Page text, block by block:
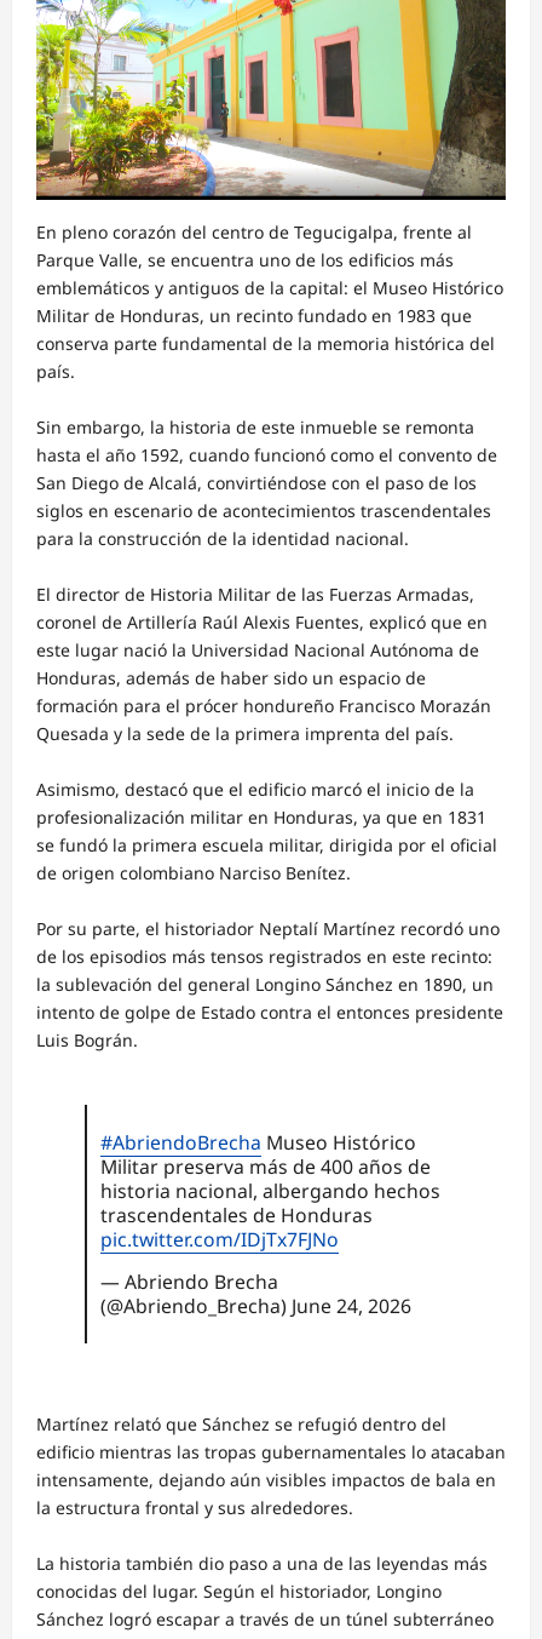
En pleno corazón del centro de Tegucigalpa, frente al
Parque Valle, se encuentra uno de los edificios más
emblemáticos y antiguos de la capital: el Museo Histórico
Militar de Honduras, un recinto fundado en 1983 que
conserva parte fundamental de la memoria histórica del
país.
Sin embargo, la historia de este inmueble se remonta
hasta el año 1592, cuando funcionó como el convento de
San Diego de Alcalá, convirtiéndose con el paso de los
siglos en escenario de acontecimientos trascendentales
para la construcción de la identidad nacional.
El director de Historia Militar de las Fuerzas Armadas,
coronel de Artillería Raúl Alexis Fuentes, explicó que en
este lugar nació la Universidad Nacional Autónoma de
Honduras, además de haber sido un espacio de
formación para el prócer hondureño Francisco Morazán
Quesada y la sede de la primera imprenta del país.
Asimismo, destacó que el edificio marcó el inicio de la
profesionalización militar en Honduras, ya que en 1831
se fundó la primera escuela militar, dirigida por el oficial
de origen colombiano Narciso Benítez.
Por su parte, el historiador Neptalí Martínez recordó uno
de los episodios más tensos registrados en este recinto:
la sublevación del general Longino Sánchez en 1890, un
intento de golpe de Estado contra el entonces presidente
Luis Bográn.
#AbriendoBrecha Museo Histórico
Militar preserva más de 400 años de
historia nacional, albergando hechos
trascendentales de Honduras
pic.twitter.com/IDjTx7FJNo
— Abriendo Brecha
(@Abriendo_Brecha) June 24, 2026
Martínez relató que Sánchez se refugió dentro del
edificio mientras las tropas gubernamentales lo atacaban
intensamente, dejando aún visibles impactos de bala en
la estructura frontal y sus alrededores.
La historia también dio paso a una de las leyendas más
conocidas del lugar. Según el historiador, Longino
Sánchez logró escapar a través de un túnel subterráneo